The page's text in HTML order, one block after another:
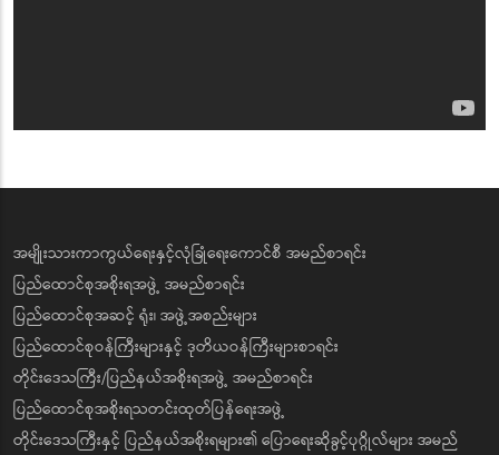
အမျိုးသားကာကွယ်ရေးနှင့်လုံခြုံရေးကောင်စီ အမည်စာရင်း
ပြည်ထောင်စုအစိုးရအဖွဲ့ အမည်စာရင်း
ပြည်ထောင်စုအဆင့် ရုံး၊ အဖွဲ့အစည်းများ
ပြည်ထောင်စုဝန်ကြီးများနှင့် ဒုတိယဝန်ကြီးများစာရင်း
တိုင်းဒေသကြီး/ပြည်နယ်အစိုးရအဖွဲ့ အမည်စာရင်း
ပြည်ထောင်စုအစိုးရသတင်းထုတ်ပြန်ရေးအဖွဲ့
တိုင်းဒေသကြီးနှင့် ပြည်နယ်အစိုးရများ၏ ပြောရေးဆိုခွင့်ပုဂ္ဂိုလ်များ အမည်